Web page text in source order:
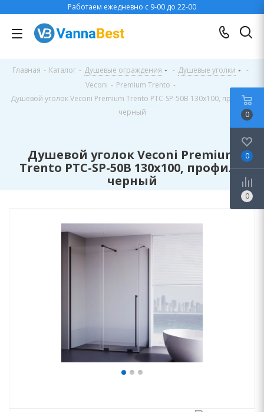
Работаем ежедневно с 9-00 до 22-00
Главная - Каталог - Душевые ограждения - Душевые уголки
-
Veconi - Premium Trento -
Душевой уголок Veconi Premium Trento PTC-SP-50B 130x100, профиль
черный
Душевой уголок Veconi Premium
Trento PTC-SP-50B 130x100, профиль
черный
0
0
0